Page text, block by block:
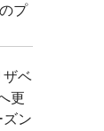
プ
ベ
更
ン